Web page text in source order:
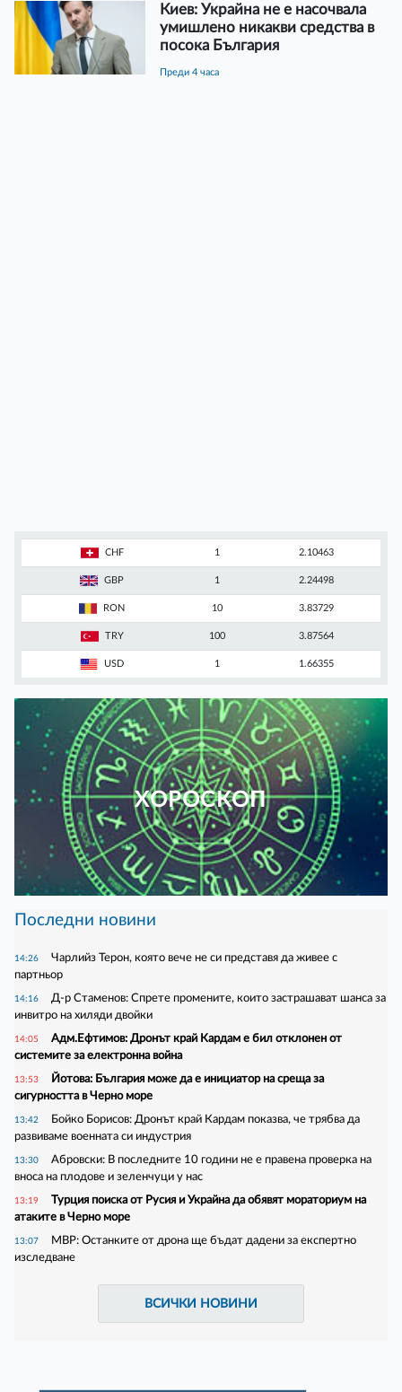
Киев: Украйна не е насочвала
умишлено никакви средства в
посока България
преди 4 часа
CHF 1 2.10463
GBP 1 2.24498
RON 10 3.83729
TRY 100 3.87564
USD 1 1.66355
ХОРОСКОП
Последни новини
14:26
Чарлийз Терон, която вече не си представя да живее с
партньор
14:16
Д-р Стаменов: Спрете промените, които застрашават шанса за
инвитро на хиляди двойки
14:05
Адм.Ефтимов: Дронът край Кардам е бил отклонен от
системите за електронна война
13:53
Йотова: България може да е инициатор на среща за
сигурността в Черно море
13:42
Бойко Борисов: Дронът край Кардам показва, че трябва да
развиваме военната си индустрия
13:30
Абровски: В последните 10 години не е правена проверка на
вноса на плодове и зеленчуци у нас
13:19
Турция поиска от Русия и Украйна да обявят мораториум на
атаките в Черно море
13:07
МВР: Останките от дрона ще бъдат дадени за експертно
изследване
ВСИЧКИ НОВИНИ